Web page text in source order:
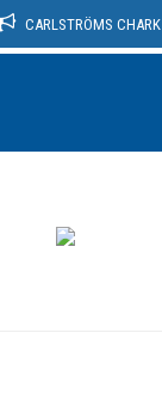
CARLSTRÖMS CHARK